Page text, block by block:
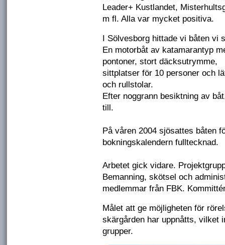
Leader+ Kustlandet,
m fl. Alla var mycket positiva.
I Sölvesborg hittade vi båten vi
En motorbåt av katamarantyp
pontoner, stort däcksutrymme,
sittplatser för 10 personer och
och rullstolar.
Efter noggrann besiktning av
till.
På våren 2004 sjösattes båten
bokningskalendern fulltecknad.
Arbetet gick vidare.
Bemanning, skötsel och
medlemmar från FBK.
Målet att ge möjligheten för
skärgården har uppnåtts, vilket
grupper.